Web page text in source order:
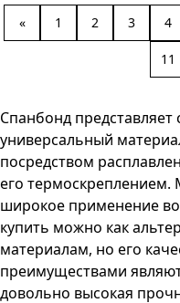
« 1 2 3 4
11
Спанбонд
универсальный
посредством
его
широкое применение
купить можно как
материалам, но его
преимуществами
довольно высокая